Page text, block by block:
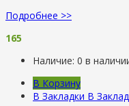
Подробнее >>
165
Наличие: 0 в
В Корзину
В Закладки В